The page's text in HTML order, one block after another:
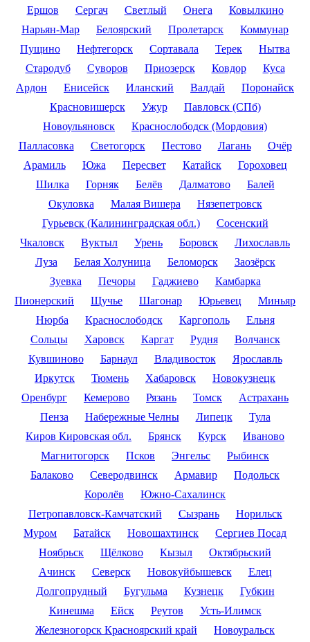
Ершов
Сергач Светлый Онега
Ковылкино
Нарьян-Мар
Белоярский Пролетарск
Коммунар
Пущино
Нефтегорск Сортавала Терек
Нытва
Стародуб
Суворов Приозерск Ковдор
Куса
Ардон
Енисейск Иланский Валдай
Поронайск
Красновишерск
Ужур
Павловск (СПб)
Новоульяновск
Краснослободск (Мордовия)
Палласовка
Светогорск Пестово Лагань
Очёр
Арамиль
Южа Пересвет Катайск
Гороховец
Шилка
Горняк Белёв Далматово
Балей
Окуловка
Малая Вишера
Нязепетровск
Гурьевск (Калининградская обл.)
Сосенский
Чкаловск
Вуктыл Урень Боровск
Лихославль
Луза
Белая Холуница Беломорск
Заозёрск
Зуевка
Печоры Гаджиево
Камбарка
Пионерский
Щучье Шагонар Юрьевец
Миньяр
Нюрба
Краснослободск Каргополь
Ельня
Сольцы
Харовск Каргат Рудня
Волчанск
Кувшиново
Барнаул Владивосток
Ярославль
Иркутск
Тюмень Хабаровск
Новокузнецк
Оренбург
Кемерово Рязань Томск
Астрахань
Пенза
Набережные Челны Липецк
Тула
Киров Кировская обл.
Брянск Курск
Иваново
Магнитогорск
Псков Энгельс
Рыбинск
Балаково
Северодвинск Армавир
Подольск
Королёв
Южно-Сахалинск
Петропавловск-Камчатский
Сызрань
Норильск
Муром
Батайск Новошахтинск
Сергиев Посад
Ноябрьск
Щёлково Кызыл
Октябрьский
Ачинск
Северск Новокуйбышевск
Елец
Долгопрудный
Бугульма Кузнецк
Губкин
Кинешма
Ейск Реутов
Усть-Илимск
Железногорск Красноярский край
Новоуральск